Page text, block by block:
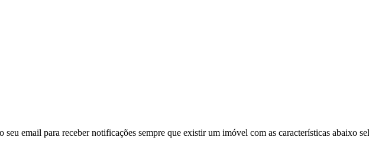
seu email para receber notificações sempre que existir um imóvel com as características abaixo